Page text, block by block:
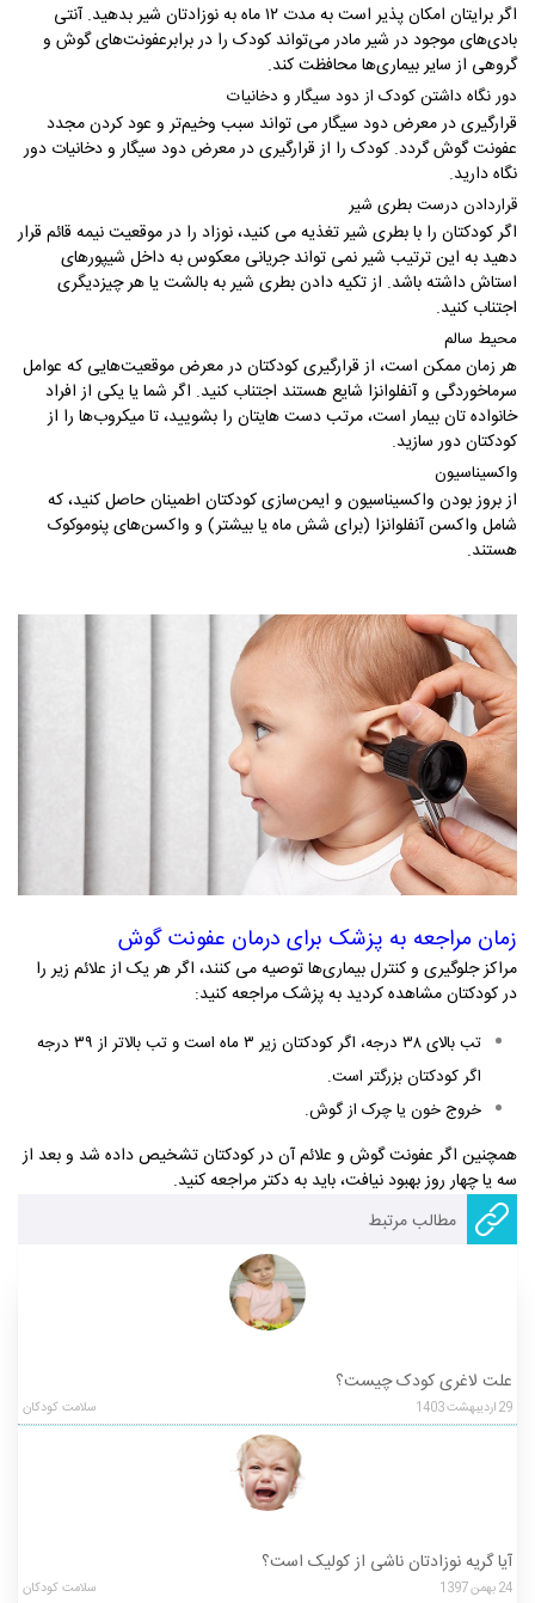
اگر برایتان امکان‌ پذیر است به مدت ۱۲ ماه به نوزادتان شیر بدهید. آنتی‌
بادی‌های موجود در شیر مادر می‌تواند کودک را در برابرعفونت‌های گوش و
گروهی از سایر بیماری‌ها محافظت کند.
دور نگاه‌ داشتن کودک از دود سیگار و دخانیات
قرارگیری در معرض دود سیگار می‌ تواند سبب وخیم‌تر و عود کردن مجدد
عفونت گوش گردد. کودک را از قرارگیری در معرض دود سیگار و دخانیات دور
نگاه‌ دارید.
قراردادن درست بطری شیر
اگر کودکتان را با بطری شیر تغذیه می‌ کنید، نوزاد را در موقعیت نیمه قائم قرار
دهید به این ترتیب شیر نمی‌ تواند جریانی معکوس به داخل شیپورهای
استاش داشته باشد. از تکیه دادن بطری شیر به بالشت یا هر چیزدیگری
اجتناب کنید.
محیط سالم
هر زمان ممکن است، از قرارگیری کودکتان در معرض موقعیت‌هایی که عوامل
سرماخوردگی و آنفلوانزا شایع هستند اجتناب کنید. اگر شما یا یکی از افراد
خانواده‌ تان بیمار است، مرتب دست‌ هایتان را بشویید، تا میکروب‌ها را از
کودکتان دور سازید.
واکسیناسیون
از بروز بودن واکسیناسیون و ایمن‌سازی کودکتان اطمینان حاصل کنید، که
شامل واکسن آنفلوانزا (برای شش ماه یا بیشتر) و واکسن‌های پنوموکوک
هستند.
زمان مراجعه به پزشک برای درمان عفونت گوش
مراکز جلوگیری و کنترل بیماری‌ها توصیه می‌ کنند، اگر هر یک از علائم زیر را
در کودکتان مشاهده کردید به پزشک مراجعه کنید:
تب بالای ۳۸ درجه، اگر کودکتان زیر ۳ ماه است و تب بالاتر از ۳۹ درجه
اگر کودکتان بزرگتر است.
خروج خون یا چرک از گوش.
همچنین اگر عفونت گوش و علائم آن در کودکتان تشخیص داده شد و بعد از
سه یا چهار روز بهبود نیافت، باید به دکتر مراجعه کنید.
مطالب مرتبط
علت لاغری کودک چیست؟
29اردیبهشت1403 سلامت کودکان
آیا گریه نوزادتان ناشی از کولیک است؟
24بهمن1397 سلامت کودکان